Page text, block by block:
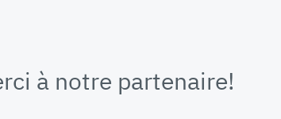
à notre partenaire!